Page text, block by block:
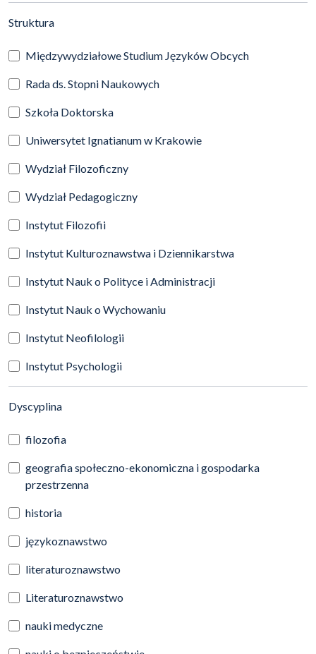
Struktura(automatyczne przeładowanie treści)
Międzywydziałowe Studium Języków Obcych
Rada ds. Stopni Naukowych
Szkoła Doktorska
Uniwersytet Ignatianum w Krakowie
Wydział Filozoficzny
Wydział Pedagogiczny
Instytut Filozofii
Instytut Kulturoznawstwa i Dziennikarstwa
Instytut Nauk o Polityce i Administracji
Instytut Nauk o Wychowaniu
Instytut Neofilologii
Instytut Psychologii
Dyscyplina(automatyczne przeładowanie treści)
filozofia
geografia społeczno-ekonomiczna i gospodarka
przestrzenna
historia
językoznawstwo
literaturoznawstwo
Literaturoznawstwo
nauki medyczne